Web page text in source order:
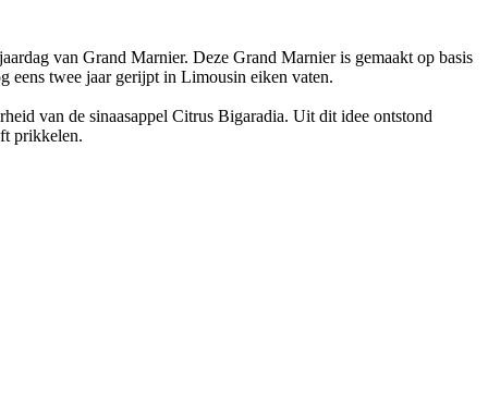
van Grand Marnier. Deze Grand Marnier is gemaakt op basis
eens twee jaar gerijpt in Limousin eiken vaten.
van de sinaasappel Citrus Bigaradia. Uit dit idee ontstond
prikkelen.